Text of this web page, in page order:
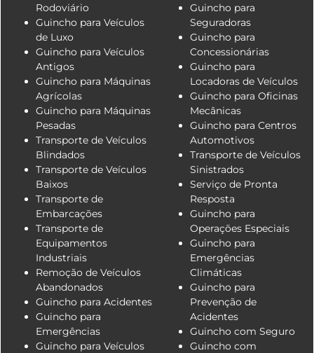
Rodoviário
Guincho para Veículos
de Luxo
Guincho para Veículos
Antigos
Guincho para Máquinas
Agrícolas
Guincho para Máquinas
Pesadas
Transporte de Veículos
Blindados
Transporte de Veículos
Baixos
Transporte de
Embarcações
Transporte de
Equipamentos
Industriais
Remoção de Veículos
Abandonados
Guincho para Acidentes
Guincho para
Emergências
Guincho para Veículos
Guincho para
Seguradoras
Guincho para
Concessionárias
Guincho para
Locadoras de Veículos
Guincho para Oficinas
Mecânicas
Guincho para Centros
Automotivos
Transporte de Veículos
Sinistrados
Serviço de Pronta
Resposta
Guincho para
Operações Especiais
Guincho para
Emergências
Climáticas
Guincho para
Prevenção de
Acidentes
Guincho com Seguro
Guincho com